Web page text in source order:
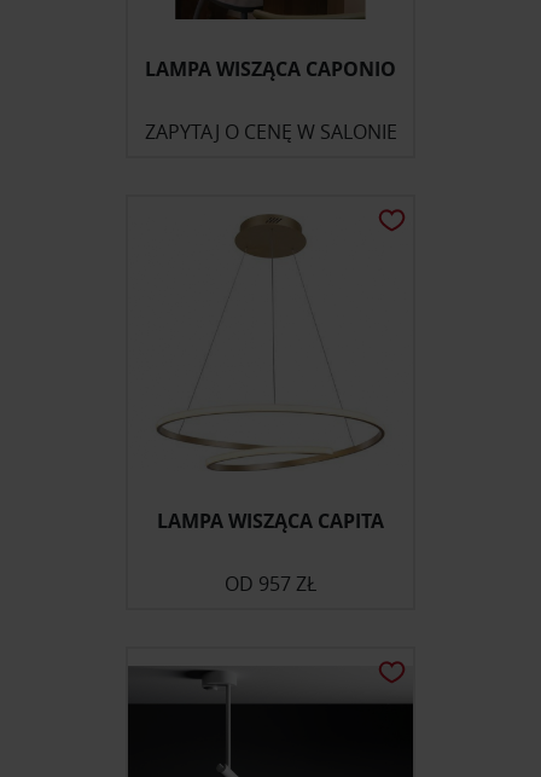
LAMPA WISZĄCA CAPONIO
ZAPYTAJ O CENĘ W SALONIE
LAMPA WISZĄCA CAPITA
OD 957 ZŁ